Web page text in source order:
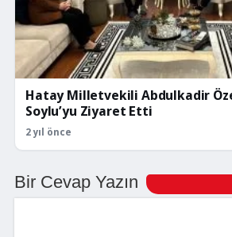
Hatay Milletvekili Abdulkadir
Soylu’yu Ziyaret Etti
2 yıl önce
Bir Cevap Yazın